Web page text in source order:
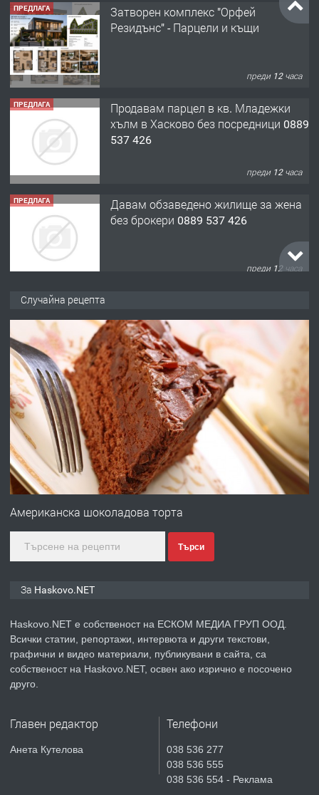
Затворен комплекс "Орфей
Резидънс" - Парцели и къщи
хълм в Хасково без посредници 0889
537 426
Давам обзаведено жилище за жена
без брокери 0889 537 426
преди 12 часа
преди 3 дни
ПРЕДЛАГА
Нов апартамент на ул. Липа до
Езикова гимназия
преди 3 дни
ПРЕДЛАГА
🔑 ОБЗАВЕДЕНА ГАРСОНИЕРА ПОД
КОМПЛЕКС „ВЕСПРЕМ“, ГР.
ХАСКОВО
ХАСКОВО
преди 5 дни
ПРЕДЛАГА Давам гараж под наем
№4120 Магазин/Офис под наем в
Случайна рецепта
Американска шоколадова торта
Търси
За Haskovo.NET
Haskovo.NET е собственост на ЕСКОМ МЕДИА ГРУП ООД.
Всички статии, репортажи, интервюта и други текстови,
графични и видео материали, публикувани в сайта, са
собственост на Haskovo.NET, освен ако изрично е посочено
друго.
Главен редактор
Анета Кутелова
Телефони
038 536 277
038 536 555
038 536 554 - Реклама